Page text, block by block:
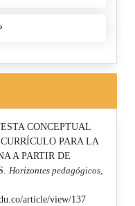
CONCEPTUAL
PARA LA
A PARTIR DE
Horizontes pedagógicos,
article/view/137